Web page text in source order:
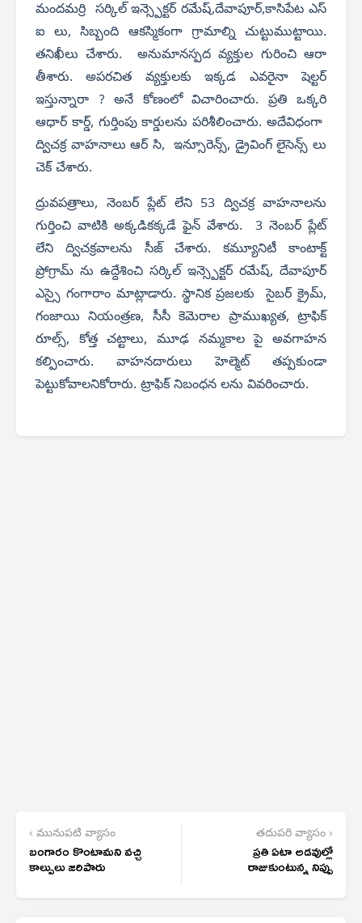
మందమర్రి సర్కిల్ ఇన్స్పెక్టర్ రమేష్,దేవాపూర్,కాసిపేట ఎస్
ఐ లు, సిబ్బంది ఆకస్మికంగా గ్రామాల్ని చుట్టుముట్టాయి.
తనిఖీలు చేశారు. అనుమానస్పద వ్యక్తుల గురించి ఆరా
తీశారు. అపరచిత వ్యక్తులకు ఇక్కడ ఎవరైనా షెల్టర్
ఇస్తున్నారా ? అనే కోణంలో విచారించారు. ప్రతి ఒక్కరి
ఆధార్ కార్డ్, గుర్తింపు కార్డులను పరిశీలించారు. అదేవిధంగా
ద్విచక్ర వాహనాలు ఆర్ సి, ఇన్సూరెన్స్, డ్రైవింగ్ లైసెన్స్ లు
చెక్ చేశారు.
ద్రువపత్రాలు, నెంబర్ ప్లేట్ లేని 53 ద్విచక్ర వాహనాలను
గుర్తించి వాటికి అక్కడికక్కడే ఫైన్ వేశారు. 3 నెంబర్ ప్లేట్
లేని ద్విచక్రవాలను సీజ్ చేశారు. కమ్యూనిటీ కాంటాక్ట్
ప్రోగ్రామ్ ను ఉద్దేశించి సర్కిల్ ఇన్స్పెక్టర్ రమేష్, దేవాపూర్
ఎస్సై గంగారాం మాట్లాడారు. స్థానిక ప్రజలకు సైబర్ క్రైమ్,
గంజాయి నియంత్రణ, సీసీ కెమెరాల ప్రాముఖ్యత, ట్రాఫిక్
రూల్స్, కోత్త చట్టాలు, మూఢ నమ్మకాల పై అవగాహన
కల్పించారు. వాహనదారులు హెల్మెట్ తప్పకుండా
పెట్టుకోవాలనికోరారు. ట్రాఫిక్ నిబంధన లను వివరించారు.
‹ మునుపటి వ్యాసం
బంగారం కొంటామని వచ్చి
కాల్పులు జరిపారు
తదుపరి వ్యాసం ›
ప్రతి ఏటా అడవుల్లో
రాజుకుంటున్న నిప్పు